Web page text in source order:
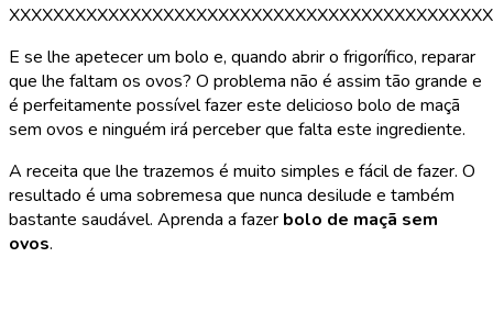
E se lhe apetecer um bolo e, quando abrir o frigorífico, reparar
que lhe faltam os ovos? O problema não é assim tão grande e
é perfeitamente possível fazer este delicioso bolo de maçã
sem ovos e ninguém irá perceber que falta este ingrediente.
A receita que lhe trazemos é muito simples e fácil de fazer. O
resultado é uma sobremesa que nunca desilude e também
bastante saudável. Aprenda a fazer bolo de maçã sem
ovos.